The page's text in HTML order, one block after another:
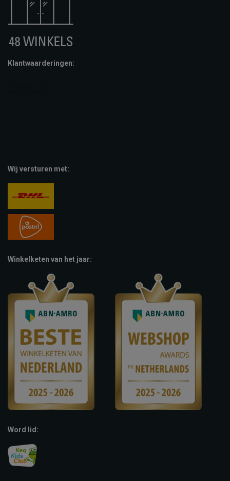
Klantwaarderingen:
Wij versturen met:
Winkelketen van het jaar:
Word lid: